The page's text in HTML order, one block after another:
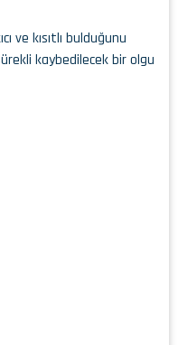
ve kısıtlı bulduğunu
kaybedilecek bir olgu